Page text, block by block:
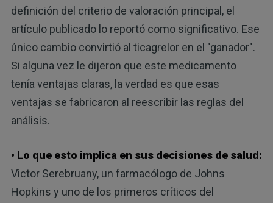
definición del criterio de valoración principal, el
artículo publicado lo reportó como significativo. Ese
único cambio convirtió al ticagrelor en el "ganador".
Si alguna vez le dijeron que este medicamento
tenía ventajas claras, la verdad es que esas
ventajas se fabricaron al reescribir las reglas del
análisis.
• Lo que esto implica en sus decisiones de salud:
Victor Serebruany, un farmacólogo de Johns
Hopkins y uno de los primeros críticos del